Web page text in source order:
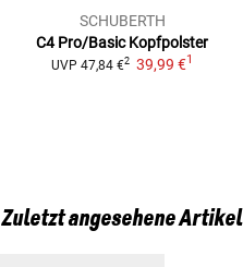
SCHUBERTH
C4 Pro/Basic Kopfpolster
UVP 47,84 €2 39,99 €1
Zuletzt angesehene Artikel